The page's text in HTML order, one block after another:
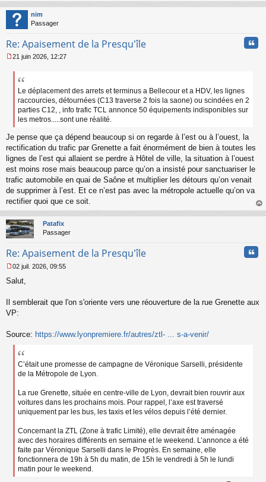
au
nim
Passager
Re: Apaisement de la Presqu'île
e
n
o
l
u
21 juin 2026, 12:27
Le déplacement des arrets et terminus a Bellecour et a HDV, les lignes
raccourcies, détournées (C13 traverse 2 fois la saone) ou scindées en 2
parties C12, , info trafic TCL annonce 50 équipements indisponibles sur
les metros.....sont une réalité.
Je pense que ça dépend beaucoup si on regarde à l’est ou à l’ouest, la
rectification du trafic par Grenette a fait énormément de bien à toutes les
lignes de l’est qui allaient se perdre à Hôtel de ville, la situation à l’ouest
est moins rose mais beaucoup parce qu’on a insisté pour sanctuariser le
trafic automobile en quai de Saône et multiplier les détours qu’on venait
de supprimer à l’est. Et ce n’est pas avec la métropole actuelle qu’on va
rectifier quoi que ce soit.
au
Patafix
Passager
Re: Apaisement de la Presqu'île
e
s
a
g
n
o
02 juil. 2026, 09:55
Salut,
Il semblerait que l'on s'oriente vers une réouverture de la rue Grenette aux
VP:
Source: https://www.lyonpremiere.fr/autres/ztl- ... s-a-venir/
C’était une promesse de campagne de Véronique Sarselli, présidente
de la Métropole de Lyon.
La rue Grenette, située en centre-ville de Lyon, devrait bien rouvrir aux
voitures dans les prochains mois. Pour rappel, l’axe est traversé
uniquement par les bus, les taxis et les vélos depuis l’été dernier.
Concernant la ZTL (Zone à trafic Limité), elle devrait être aménagée
avec des horaires différents en semaine et le weekend. L’annonce a été
faite par Véronique Sarselli dans le Progrès. En semaine, elle
fonctionnera de 19h à 5h du matin, de 15h le vendredi à 5h le lundi
matin pour le weekend.